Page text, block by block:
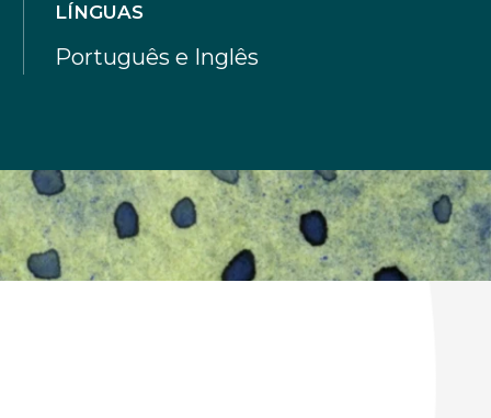
LÍNGUAS
Português e Inglês